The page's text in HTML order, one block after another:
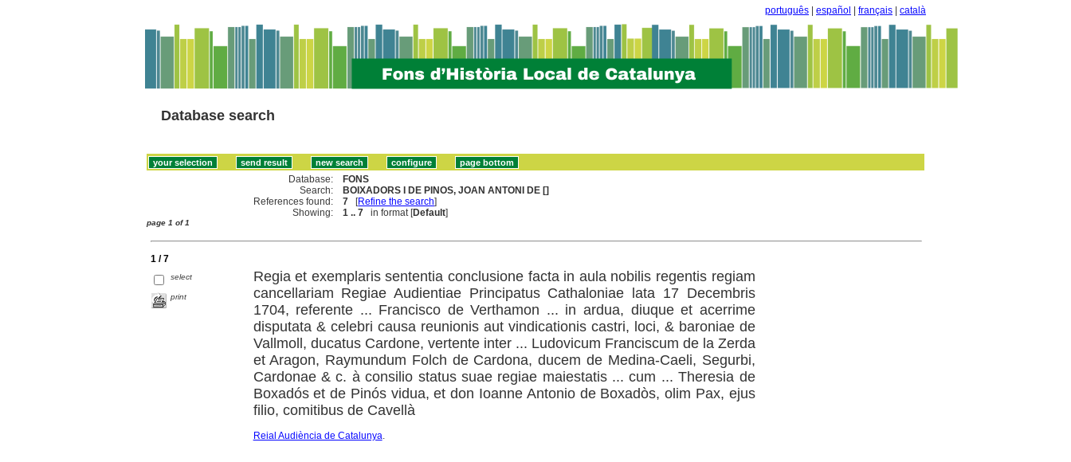
português español français català
Database search
Database:
FONS
Search:
BOIXADORS I DE PINOS, JOAN ANTONI DE []
References found:
7 [Refine the search]
Showing:
1 .. 7 in format [Default]
page 1 of 1
1 / 7
select
print
Regia et exemplaris sententia conclusione facta in aula nobilis regentis regiam
cancellariam Regiae Audientiae Principatus Cathaloniae lata 17 Decembris
1704, referente ... Francisco de Verthamon ... in ardua, diuque et acerrime
disputata & celebri causa reunionis aut vindicationis castri, loci, & baroniae de
Vallmoll, ducatus Cardone, vertente inter ... Ludovicum Franciscum de la Zerda
et Aragon, Raymundum Folch de Cardona, ducem de Medina-Caeli, Segurbi,
Cardonae & c. à consilio status suae regiae maiestatis ... cum ... Theresia de
Boxadós et de Pinós vidua, et don Ioanne Antonio de Boxadòs, olim Pax, ejus
filio, comitibus de Cavellà
Reial Audiència de Catalunya.